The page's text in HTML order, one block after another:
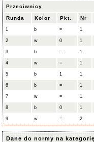
Przeciwnicy
Runda Kolor Pkt. Nr
1 b = 1
2 w 0 1
3 b = 1
4 w = 1
5 b 1 1
6 b = 1
7 w = 1
8 b 0 1
9 w = 2
Dane do normy na